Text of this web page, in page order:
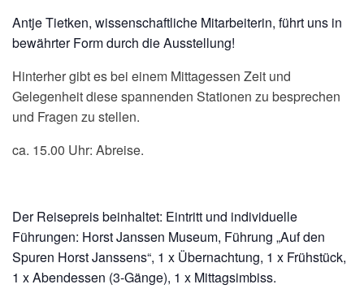
Antje Tietken, wissenschaftliche Mitarbeiterin, führt uns in
bewährter Form durch die Ausstellung!
Hinterher gibt es bei einem Mittagessen Zeit und
Gelegenheit diese spannenden Stationen zu besprechen
und Fragen zu stellen.
ca. 15.00 Uhr: Abreise.
Der Reisepreis beinhaltet: Eintritt und individuelle
Führungen: Horst Janssen Museum, Führung „Auf den
Spuren Horst Janssens“, 1 x Übernachtung, 1 x Frühstück,
1 x Abendessen (3-Gänge), 1 x Mittagsimbiss.